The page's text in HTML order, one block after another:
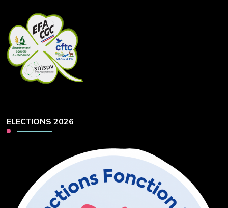
ELECTIONS 2026